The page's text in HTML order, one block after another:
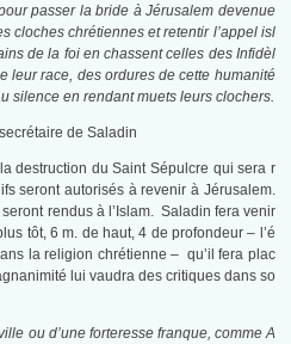
passer la bride à Jérusalem devenue
cloches chrétiennes et retentir l’appel isl
de la foi en chassent celles des Infidèl
leur race, des ordures de cette humanité
silence en rendant muets leurs clochers.
secrétaire de Saladin
destruction du Saint Sépulcre qui sera r
seront autorisés à revenir à Jérusalem.
rendus à l’Islam. Saladin fera venir
tôt, 6 m. de haut, 4 de profondeur – l’é
la religion chrétienne – qu’il fera plac
lui vaudra des critiques dans so
ou d’une forteresse franque, comme A